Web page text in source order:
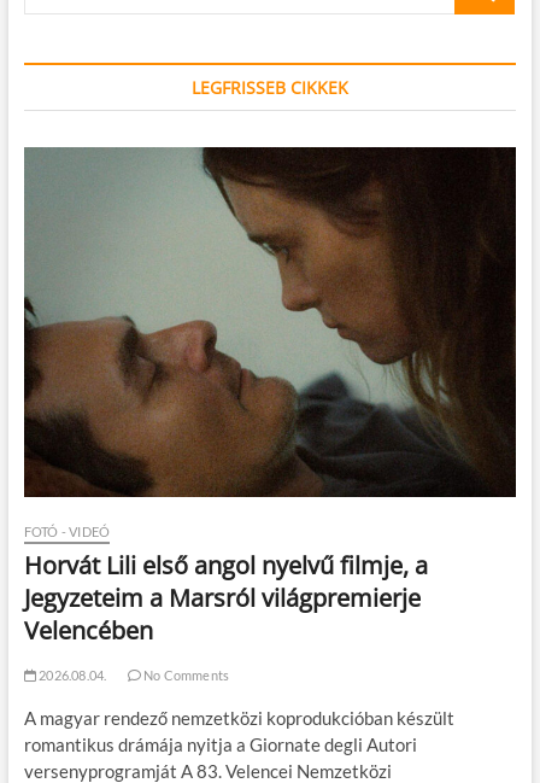
LEGFRISSEB CIKKEK
FOTÓ - VIDEÓ
Horvát Lili első angol nyelvű filmje, a
Jegyzeteim a Marsról világpremierje
Velencében
2026.08.04. No Comments
A magyar rendező nemzetközi koprodukcióban készült
romantikus drámája nyitja a Giornate degli Autori
versenyprogramját A 83. Velencei Nemzetközi